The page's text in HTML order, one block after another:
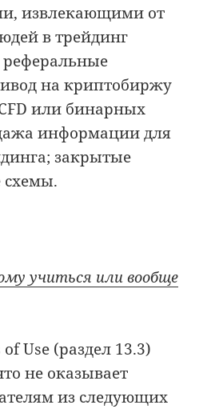
извлекающими от
в трейдинг
реферальные
на криптобиржу
или бинарных
информации для
закрытые
схемы.
учиться или вообще
Use (раздел 13.3)
не оказывает
из следующих